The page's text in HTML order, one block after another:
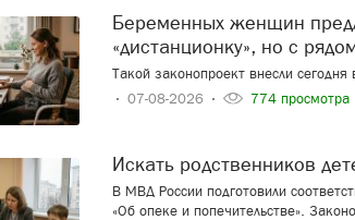
Беременных женщин предлагают переводить на
«дистанционку», но с
Такой законопроект внесли
07-08-2026
774 просмотра
Искать родственников
В МВД России подготовили
«Об опеке и попечительстве».